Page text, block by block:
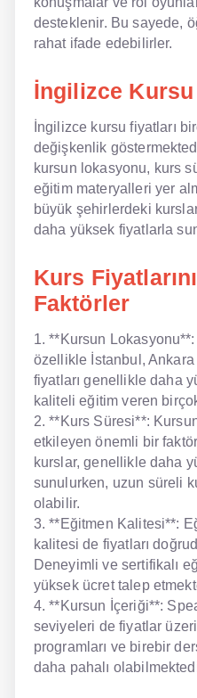
desteklenir. Bu sayede,
rahat ifade edebilirler.
İngilizce Kursu
İngilizce kursu fiyatları
değişkenlik
kursun lokasyonu, kurs
eğitim materyalleri yer
büyük şehirlerdeki
daha yüksek fiyatlarla
Kurs
Faktörler
1. **Kursun
özellikle İstanbul,
fiyatları genellikle daha
kaliteli eğitim veren
2. **Kurs Süresi**:
etkileyen önemli bir
kurslar, genellikle daha
sunulurken, uzun süreli
olabilir.
3. **Eğitmen Kalitesi**:
kalitesi de fiyatları
Deneyimli ve sertifikalı
yüksek ücret talep
4. **Kursun İçeriği**:
seviyeleri de fiyatlar
programları ve birebir
daha pahalı